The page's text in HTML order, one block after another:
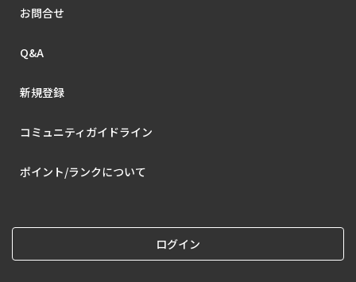
お問合せ
Q&A
新規登録
コミュニティガイドライン
ポイント/ランクについて
ログイン